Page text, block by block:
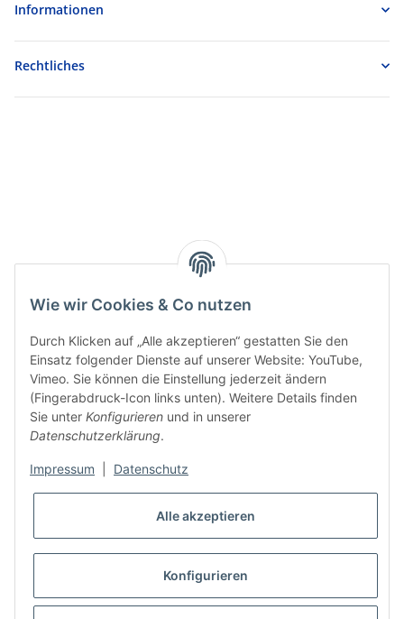
Wie wir Cookies & Co nutzen
Durch Klicken auf „Alle akzeptieren“ gestatten Sie den
Einsatz folgender Dienste auf unserer Website: YouTube,
Vimeo. Sie können die Einstellung jederzeit ändern
(Fingerabdruck-Icon links unten). Weitere Details finden
Sie unter Konfigurieren und in unserer
Datenschutzerklärung.
Impressum Datenschutz
Alle akzeptieren
Konfigurieren
Informationen
Rechtliches
* Alle Preise inkl. gesetzlicher USt., zzgl.